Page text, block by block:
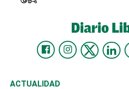
ACTUALIDAD